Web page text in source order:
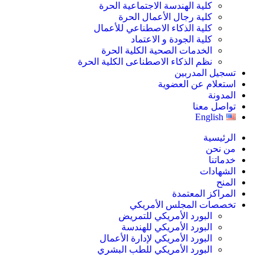
كلية الهندسة الاجتماعية الحرة
كلية رجال الأعمال الحرة
كلية الذكاء الاصطناعي للأعمال
كلية الجودة و الاعتماد
الخدمات الصحية الكلية الحرة
نظم الذكاء الاصطناعى الكلية الحرة
تسجيل المدربين
استعلام عن العضوية
المدونة
تواصل معنا
English
الرئيسية
من نحن
خدماتنا
الشهادات
المنح
المراكز المعتمدة
تخصصات المجلس الأمريكي
البورد الأمريكي للتمريض
البورد الأمريكي للهندسة
البورد الأمريكي لإدارة الأعمال
البورد الأمريكي للطب البشري